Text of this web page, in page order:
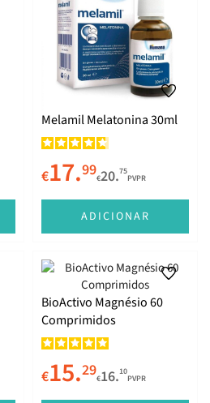
Melamil Melatonina 30ml
€17.99€20.75
PVPR
ADICIONAR
BioActivo Magnésio 60
Comprimidos
€15.29€16.10
PVPR